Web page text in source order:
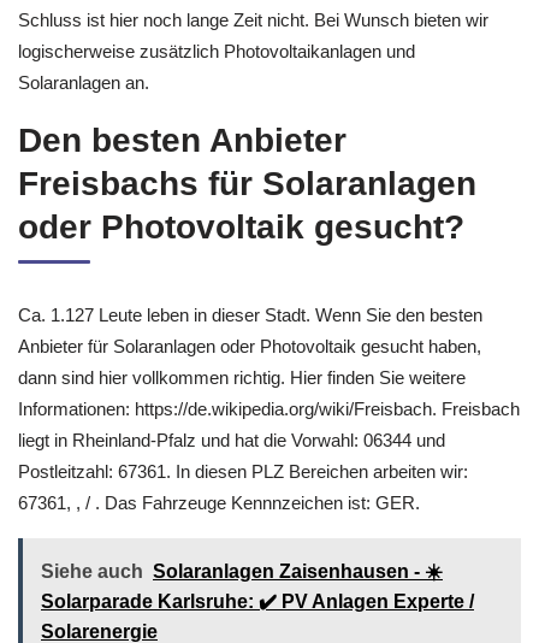
Schluss ist hier noch lange Zeit nicht. Bei Wunsch bieten wir
logischerweise zusätzlich Photovoltaikanlagen und
Solaranlagen an.
Den besten Anbieter
Freisbachs für Solaranlagen
oder Photovoltaik gesucht?
Ca. 1.127 Leute leben in dieser Stadt. Wenn Sie den besten
Anbieter für Solaranlagen oder Photovoltaik gesucht haben,
dann sind hier vollkommen richtig. Hier finden Sie weitere
Informationen: https://de.wikipedia.org/wiki/Freisbach. Freisbach
liegt in Rheinland-Pfalz und hat die Vorwahl: 06344 und
Postleitzahl: 67361. In diesen PLZ Bereichen arbeiten wir:
67361, , / . Das Fahrzeuge Kennnzeichen ist: GER.
Siehe auch Solaranlagen Zaisenhausen - ☀️
Solarparade Karlsruhe: ✔️ PV Anlagen Experte /
Solarenergie